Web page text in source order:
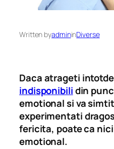
Written byadmininDiverse
Daca atrageti
indisponibilidin
emotional si va
experimentati
fericita, poate ca
emotional.